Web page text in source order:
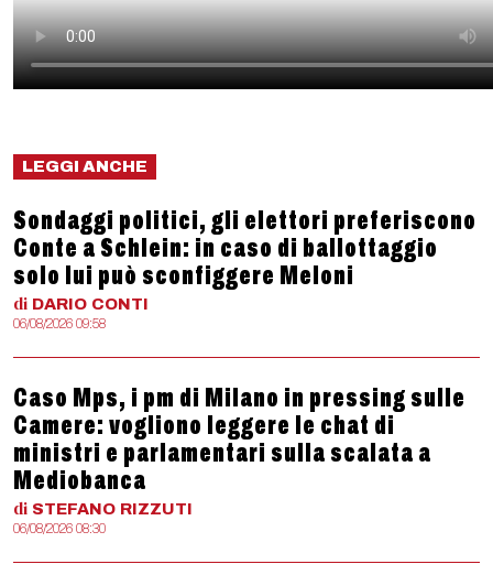
LEGGI ANCHE
Sondaggi politici, gli elettori preferiscono
Conte a Schlein: in caso di ballottaggio
solo lui può sconfiggere Meloni
di DARIO CONTI
06/08/2026 09:58
Caso Mps, i pm di Milano in pressing sulle
Camere: vogliono leggere le chat di
ministri e parlamentari sulla scalata a
Mediobanca
di STEFANO RIZZUTI
06/08/2026 08:30